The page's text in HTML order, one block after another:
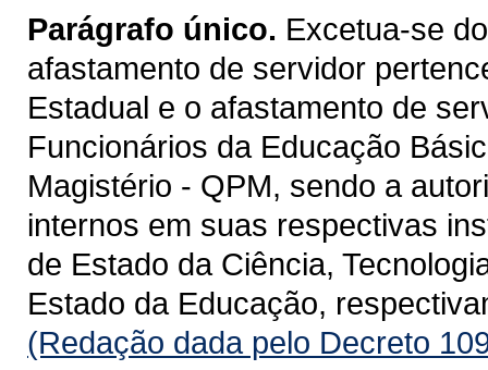
Parágrafo único. Excetua-se
afastamento de servidor
Estadual e o afastamento de
Funcionários da Educação
Magistério - QPM, sendo a
internos em suas respectivas
de Estado da Ciência,
Estado da Educação,
(Redação dada pelo Decreto